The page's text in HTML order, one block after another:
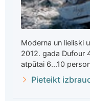
Moderna un lieliski
2012. gada Dufour
atpūtai 6...10
Pieteikt